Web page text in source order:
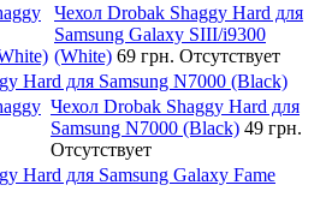
Чехол Drobak Shaggy Hard для
Samsung Galaxy SIII/i9300
(White) 69 грн. Отсутствует
Hard для Samsung N7000 (Black)
Чехол Drobak Shaggy Hard для
Samsung N7000 (Black) 49 грн.
Отсутствует
Hard для Samsung Galaxy Fame